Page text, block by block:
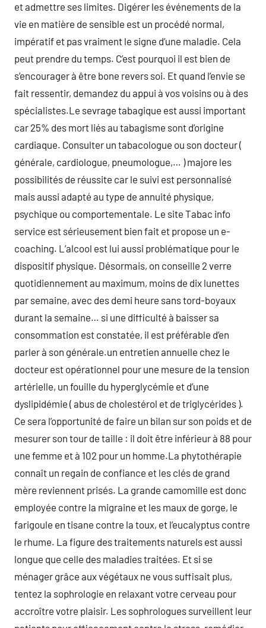
et admettre ses limites. Digérer les événements de la
vie en matière de sensible est un procédé normal,
impératif et pas vraiment le signe d’une maladie. Cela
peut prendre du temps. C’est pourquoi il est bien de
s’encourager à être bone revers soi. Et quand l’envie se
fait ressentir, demandez du appui à vos voisins ou à des
spécialistes.Le sevrage tabagique est aussi important
car 25% des mort liés au tabagisme sont d’origine
cardiaque. Consulter un tabacologue ou son docteur (
générale, cardiologue, pneumologue,… ) majore les
possibilités de réussite car le suivi est personnalisé
mais aussi adapté au type de annuité physique,
psychique ou comportementale. Le site Tabac info
service est sérieusement bien fait et propose un e-
coaching. L’alcool est lui aussi problématique pour le
dispositif physique. Désormais, on conseille 2 verre
quotidiennement au maximum, moins de dix lunettes
par semaine, avec des demi heure sans tord-boyaux
durant la semaine… si une difficulté à baisser sa
consommation est constatée, il est préférable d’en
parler à son générale.un entretien annuelle chez le
docteur est opérationnel pour une mesure de la tension
artérielle, un fouille du hyperglycémie et d’une
dyslipidémie ( abus de cholestérol et de triglycérides ).
Ce sera l’opportunité de faire un bilan sur son poids et de
mesurer son tour de taille : il doit être inférieur à 88 pour
une femme et à 102 pour un homme.La phytothérapie
connaît un regain de confiance et les clés de grand
mère reviennent prisés. La grande camomille est donc
employée contre la migraine et les maux de gorge, le
farigoule en tisane contre la toux, et l’eucalyptus contre
le rhume. La figure des traitements naturels est aussi
longue que celle des maladies traitées. Et si se
ménager grâce aux végétaux ne vous suffisait plus,
tentez la sophrologie en relaxant votre cerveau pour
accroître votre plaisir. Les sophrologues surveillent leur